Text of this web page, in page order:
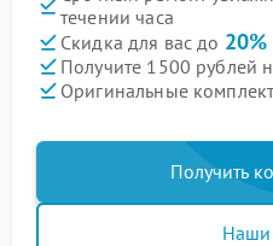
течении часа
Скидка для вас до 20%
Получите 1500 рублей
Оригинальные
Получить